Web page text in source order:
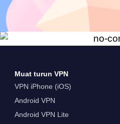
Muat turun VPN
VPN iPhone (iOS)
Android VPN
Android VPN Lite